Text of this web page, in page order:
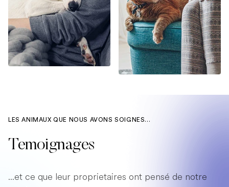
LES ANIMAUX QUE NOUS AVONS SOIGNES...
Temoignages
...et ce que leur proprietaires ont pensé de notre